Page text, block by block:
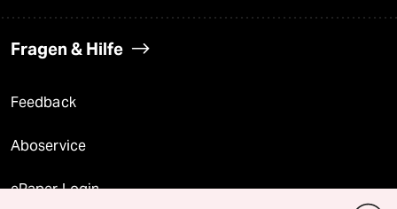
Fragen & Hilfe
Feedback
Aboservice
ePaper Login